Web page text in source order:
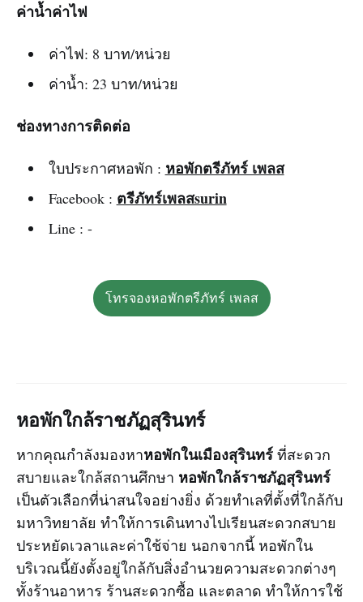
ค่าน้ำค่าไฟ
ค่าไฟ: 8 บาท/หน่วย
ค่าน้ำ: 23 บาท/หน่วย
ช่องทางการติดต่อ
ใบประกาศหอพัก : หอพักตรีภัทร์ เพลส
Facebook : ตรีภัทร์เพลสsurin
Line : -
โทรจองหอพักตรีภัทร์ เพลส
หอพักใกล้ราชภัฏสุรินทร์
หากคุณกำลังมองหาหอพักในเมืองสุรินทร์ ที่สะดวก
สบายและใกล้สถานศึกษา หอพักใกล้ราชภัฏสุรินทร์
เป็นตัวเลือกที่น่าสนใจอย่างยิ่ง ด้วยทำเลที่ตั้งที่ใกล้กับ
มหาวิทยาลัย ทำให้การเดินทางไปเรียนสะดวกสบาย
ประหยัดเวลาและค่าใช้จ่าย นอกจากนี้ หอพักใน
บริเวณนี้ยังตั้งอยู่ใกล้กับสิ่งอำนวยความสะดวกต่างๆ
ทั้งร้านอาหาร ร้านสะดวกซื้อ และตลาด ทำให้การใช้